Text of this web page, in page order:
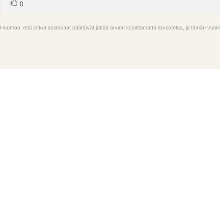
Äänestä
0
Huomaa, että jotkut asiakkaat päättävät jättää arvion kirjoittamatta arvostelua, ja tämän